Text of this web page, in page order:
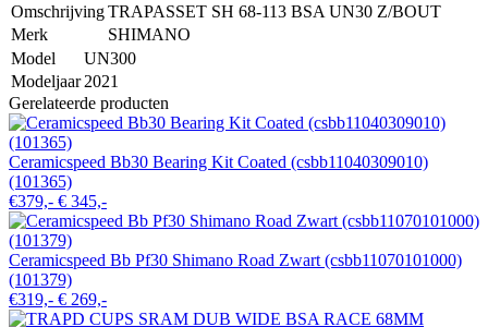
OmschrijvingTRAPASSET SH 68-113 BSA UN30 Z/BOUT
Merk
SHIMANO
Model
UN300
Modeljaar 2021
Gerelateerde producten
Ceramicspeed Bb30 Bearing Kit Coated (csbb11040309010)
(101365)
€379,- € 345,-
Ceramicspeed Bb Pf30 Shimano Road Zwart (csbb11070101000)
(101379)
€319,- € 269,-